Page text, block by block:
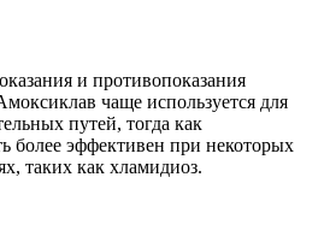
и противопоказания
чаще используется для
путей, тогда как
более эффективен при некоторых
таких как хламидиоз.